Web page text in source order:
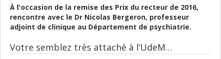
À l'occasion de la remise des Prix du recteur de 2016,
rencontre avec le Dr Nicolas Bergeron, professeur
adjoint de clinique au Département de psychiatrie.
Votre semblez très attaché à l’UdeM…